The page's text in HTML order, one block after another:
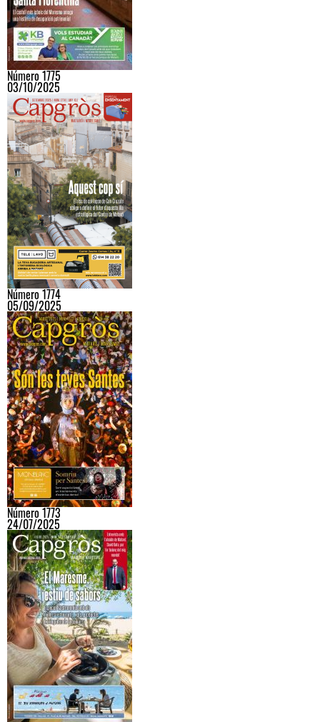
Número 1775
03/10/2025
Número 1774
05/09/2025
Número 1773
24/07/2025